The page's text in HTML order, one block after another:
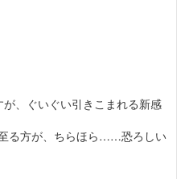
、ぐいぐい引きこまれる新感
る方が、ちらほら……恐ろしい